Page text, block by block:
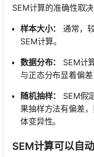
SEM计算的准确性取决
样本大小：
通常，
SEM计算。
数据分布：
SEM计
与正态分布显着偏差
随机抽样：
SEM假
果抽样方法有偏差
体变异性。
SEM计算可以自动